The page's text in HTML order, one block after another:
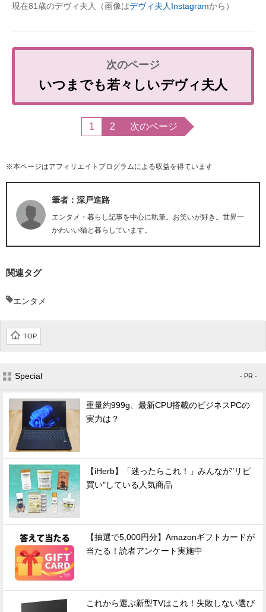
現在81歳のデヴィ夫人（画像はデヴィ夫人Instagramから）
いつまでも若々しいデヴィ夫人
1 2 次のページ
※本ページはアフィリエイトプログラムによる収益を得ています
筆者：深戸進路
エンタメ・暮らし記事を中心に執筆。お笑いが好き。世界一
かわいい猫と暮らしています。
関連タグ
エンタメ
TOP
Special - PR -
重量約999g、最新CPU搭載のビジネスPCの
実力は？
【iHerb】「迷ったらこれ！」みんなが"リピ
買い"している人気商品
【抽選で5,000円分】Amazonギフトカードが
当たる！読者アンケート実施中
これから選ぶ新型TVはこれ！失敗しない選び